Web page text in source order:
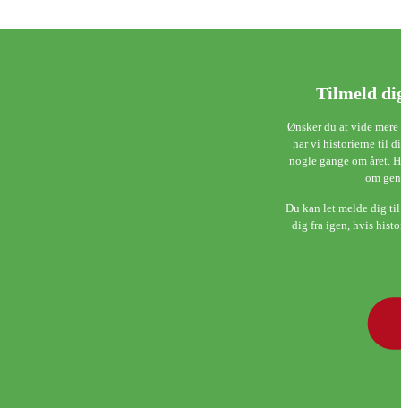
Tilmeld
Ønsker du at vide mere
har vi historierne til
nogle gange om året.
om
Du kan let melde dig
dig fra igen, hvis